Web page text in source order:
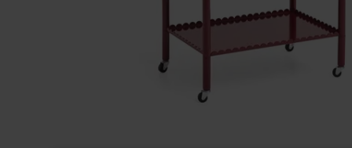
PALERMO SOFABORD INKL. TREMMEHYLDE -
MASSIV EG HVIDOLIE - 2 STØRRELSER
FORMA -
EGEFINÉR